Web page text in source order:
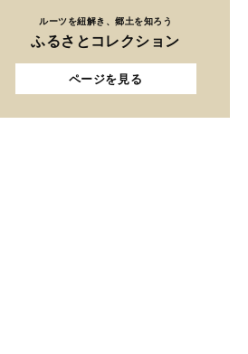
ルーツを紐解き、郷土を知ろう
ふるさとコレクション
ページを見る